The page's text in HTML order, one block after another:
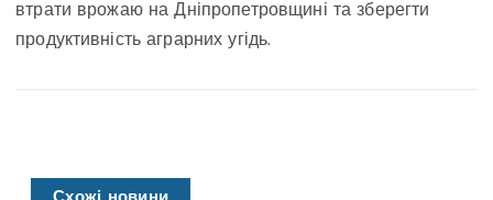
втрати врожаю на Дніпропетровщині та зберегти
продуктивність аграрних угідь.